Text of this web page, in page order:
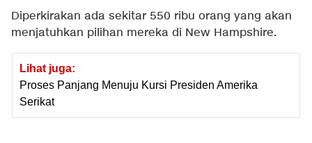
Diperkirakan ada sekitar 550 ribu orang yang akan
menjatuhkan pilihan mereka di New Hampshire.
Lihat juga:
Proses Panjang Menuju Kursi Presiden Amerika
Serikat